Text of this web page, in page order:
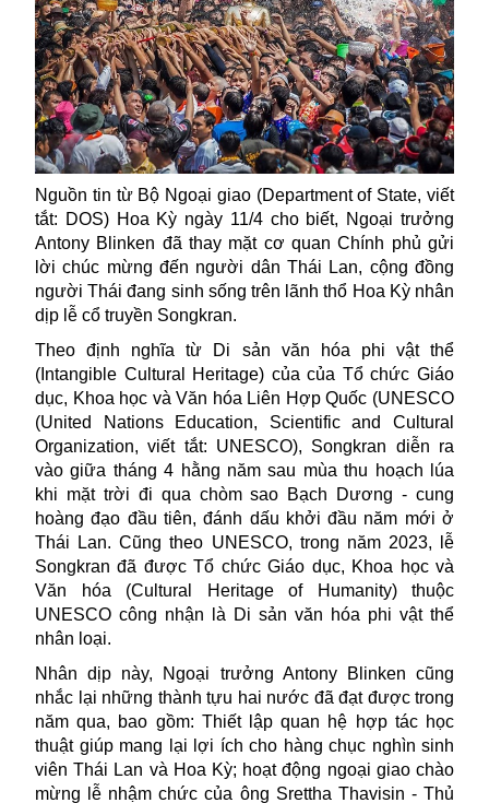
Nguồn tin từ Bộ Ngoại giao(Department of State, viết
tắt: DOS) Hoa Kỳ ngày 11/4 cho biết, Ngoại trưởng
Antony Blinken đã thay mặt cơ quan Chính phủ gửi
lời chúc mừng đến người dân Thái Lan, cộng đồng
người Thái đang sinh sống trên lãnh thổ Hoa Kỳ nhân
dịp lễ cổ truyền Songkran.
Theo định nghĩa từ Di sản văn hóa phi vật thể
(Intangible Cultural Heritage) của của Tổ chức Giáo
dục, Khoa học và Văn hóa Liên Hợp Quốc (UNESCO
(United Nations Education, Scientific and Cultural
Organization, viết tắt: UNESCO), Songkran diễn ra
vào giữa tháng 4 hằng năm sau mùa thu hoạch lúa
khi mặt trời đi qua chòm sao Bạch Dương - cung
hoàng đạo đầu tiên, đánh dấu khởi đầu năm mới ở
Thái Lan. Cũng theo UNESCO, trong năm 2023, lễ
Songkran đã được Tổ chức Giáo dục, Khoa học và
Văn hóa (Cultural Heritage of Humanity) thuộc
UNESCO công nhận là Di sản văn hóa phi vật thể
nhân loại.
Nhân dịp này, Ngoại trưởng Antony Blinken cũng
nhắc lại những thành tựu hai nước đã đạt được trong
năm qua, bao gồm: Thiết lập quan hệ hợp tác học
thuật giúp mang lại lợi ích cho hàng chục nghìn sinh
viên Thái Lan và Hoa Kỳ; hoạt động ngoại giao chào
mừng lễ nhậm chức của ông Srettha Thavisin - Thủ